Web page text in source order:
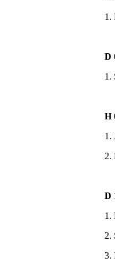
1.
D
1.
H
2.
D
2.
3.